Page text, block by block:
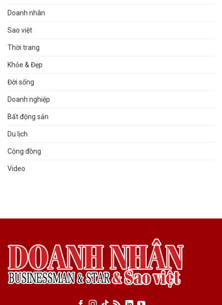
Doanh nhân
Sao việt
Thời trang
Khỏe & Đẹp
Đời sống
Doanh nghiệp
Bất động sản
Du lịch
Cộng đồng
Video